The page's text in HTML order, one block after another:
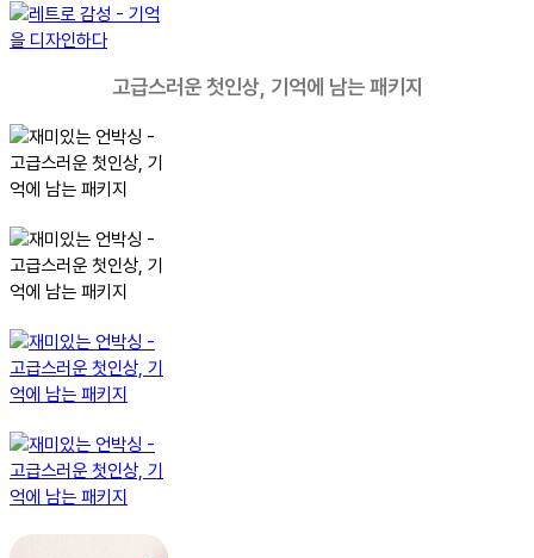
고급스러운 첫인상, 기억에 남는 패키지